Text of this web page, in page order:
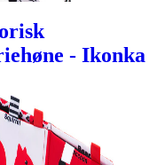
- Ikonka